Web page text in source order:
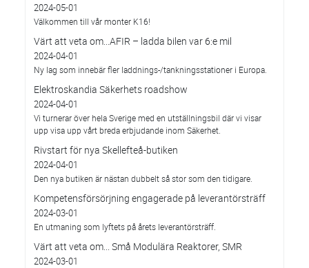
2024-05-01
Välkommen till vår monter K16!
Värt att veta om...AFIR – ladda bilen var 6:e mil
2024-04-01
Ny lag som innebär fler laddnings-/tankningsstationer i Europa.
Elektroskandia Säkerhets roadshow
2024-04-01
Vi turnerar över hela Sverige med en utställningsbil där vi visar
upp visa upp vårt breda erbjudande inom Säkerhet.
Rivstart för nya Skellefteå-butiken
2024-04-01
Den nya butiken är nästan dubbelt så stor som den tidigare.
Kompetensförsörjning engagerade på leverantörsträff
2024-03-01
En utmaning som lyftets på årets leverantörsträff.
Värt att veta om... Små Modulära Reaktorer, SMR
2024-03-01